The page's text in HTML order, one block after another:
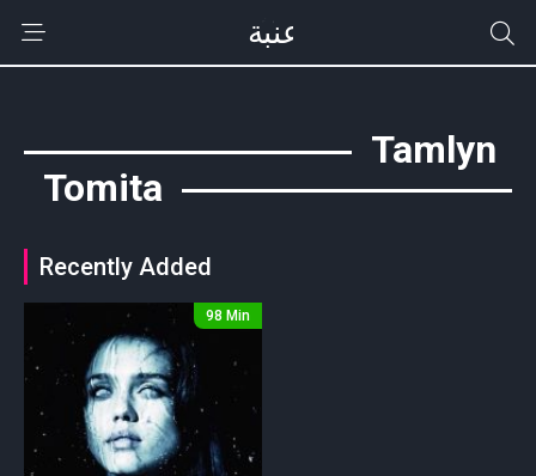
Tamlyn
Tomita
Recently Added
98 Min